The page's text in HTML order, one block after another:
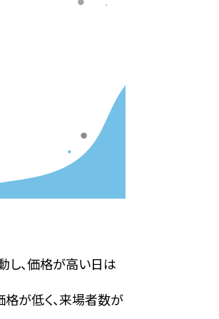
し、価格が高い日は
が低く、来場者数が